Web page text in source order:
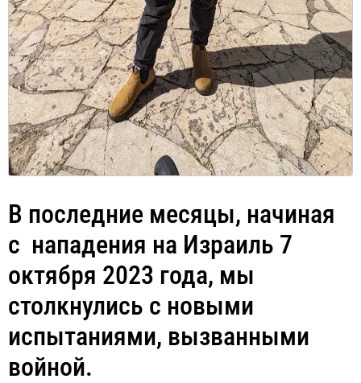
В последние месяцы, начиная
с нападения на Израиль 7
октября 2023 года, мы
столкнулись с новыми
испытаниями, вызванными
войной.